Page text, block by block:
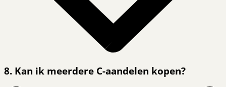
8. Kan ik meerdere C-aandelen kopen?